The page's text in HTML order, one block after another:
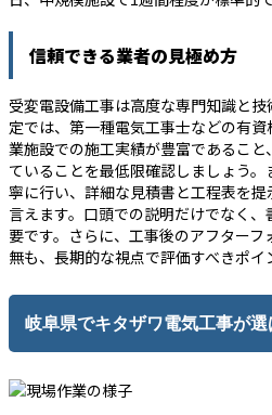
信頼できる業者の見極め方
受変電設備工事は高度な専門知識と
定では、第一種電気工事士などの有
業施設での施工実績が豊富であるこ
ていることを最低限確認しましょう
寧に行い、詳細な見積書と工程表を
言えます。口頭での説明だけでなく
要です。さらに、工事後のアフター
無も、長期的な視点で評価すべきポイ
岐阜県でキタザワ電気工事が